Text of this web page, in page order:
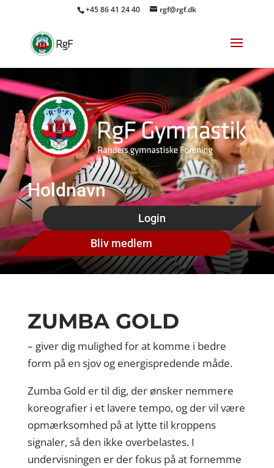
+45 86 41 24 40 rgf@rgf.dk
Holdnavn
Login
Bliv medlem
ZUMBA GOLD
– giver dig mulighed for at komme i bedre
form på en sjov og energispredende måde.
Zumba Gold er til dig, der ønsker nemmere
koreografier i et lavere tempo, og der vil være
opmærksomhed på at lytte til kroppens
signaler, så den ikke overbelastes. I
undervisningen er der fokus på at fornemme